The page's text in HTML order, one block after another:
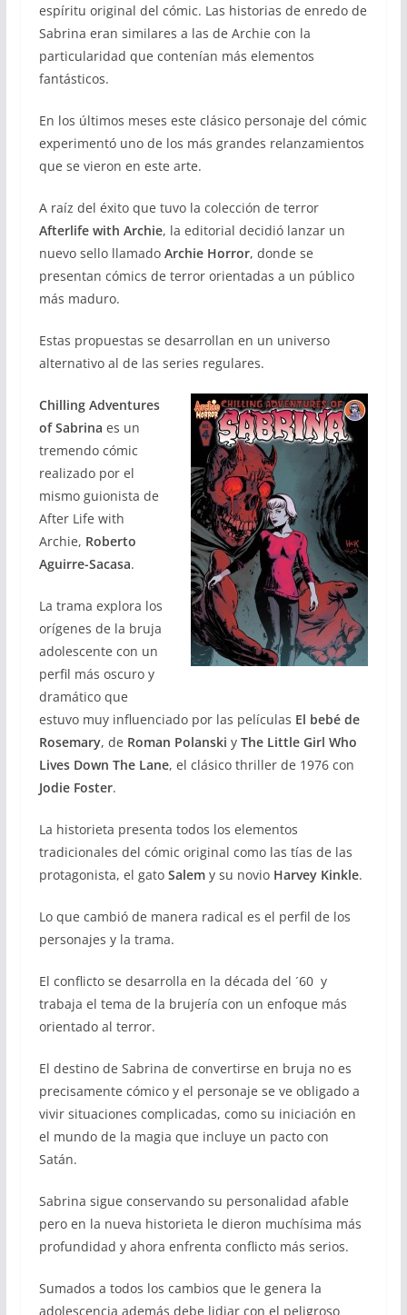
espíritu original del cómic. Las historias de enredo de
Sabrina eran similares a las de Archie con la
particularidad que contenían más elementos
fantásticos.
En los últimos meses este clásico personaje del cómic
experimentó uno de los más grandes relanzamientos
que se vieron en este arte.
A raíz del éxito que tuvo la colección de terror
Afterlife with Archie, la editorial decidió lanzar un
nuevo sello llamado Archie Horror, donde se
presentan cómics de terror orientadas a un público
más maduro.
Estas propuestas se desarrollan en un universo
alternativo al de las series regulares.
Chilling Adventures
of Sabrina es un
tremendo cómic
realizado por el
mismo guionista de
After Life with
Archie, Roberto
Aguirre-Sacasa.
La trama explora los
orígenes de la bruja
adolescente con un
perfil más oscuro y
dramático que
estuvo muy influenciado por las películas El bebé de
Rosemary, de Roman Polanski yThe Little Girl Who
Lives Down The Lane, el clásico thriller de 1976 con
Jodie Foster.
La historieta presenta todos los elementos
tradicionales del cómic original como las tías de las
protagonista, el gato Salemy su novio Harvey Kinkle.
Lo que cambió de manera radical es el perfil de los
personajes y la trama.
El conflicto se desarrolla en la década del ´60 y
trabaja el tema de la brujería con un enfoque más
orientado al terror.
El destino de Sabrina de convertirse en bruja no es
precisamente cómico y el personaje se ve obligado a
vivir situaciones complicadas, como su iniciación en
el mundo de la magia que incluye un pacto con
Satán.
Sabrina sigue conservando su personalidad afable
pero en la nueva historieta le dieron muchísima más
profundidad y ahora enfrenta conflicto más serios.
Sumados a todos los cambios que le genera la
adolescencia además debe lidiar con el peligroso